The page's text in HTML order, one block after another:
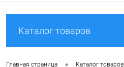
Каталог товаров
Главная страница • Каталог товаров